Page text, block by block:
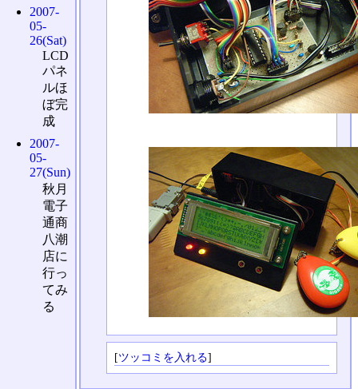
[ツッコミを入れる]
2007-
05-
26(Sat)
LCD
パネ
ルほ
ぼ完
成
2007-
05-
27(Sun)
秋月
電子
通商
八潮
店に
行っ
てみ
る